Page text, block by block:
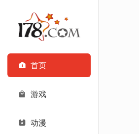
首页
游戏
动漫